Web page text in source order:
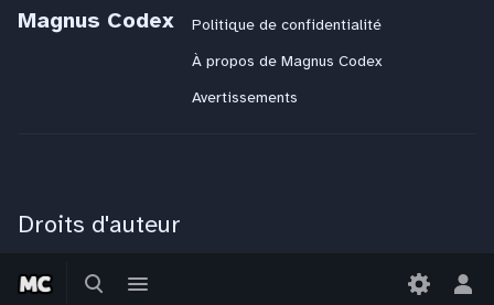
BasculerBasculer
le
Magnus Codex
Politique de confidentialité
À propos de Magnus Codex
Avertissements
Droits d'auteur
JdR:
CC BY-NC-SA 4.0